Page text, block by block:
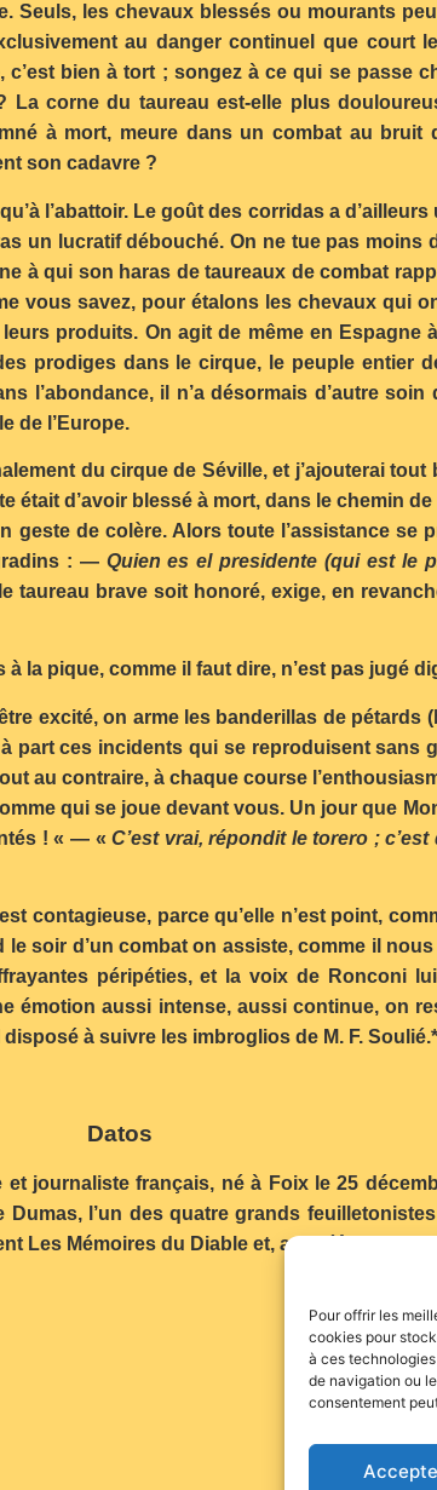
Pour offrir les
cookies pour
à ces
de navigation ou
consentement
Seuls, les chevaux blessés ou mourants
au danger continuel que court
bien à tort ; songez à ce qui se passe
corne du taureau est-elle plus
à mort, meure dans un combat au
son cadavre ?
l’abattoir. Le goût des corridas a
un lucratif débouché. On ne tue pas moins
à qui son haras de taureaux de combat
vous savez, pour étalons les chevaux qui
produits. On agit de même en Espagne
prodiges dans le cirque, le peuple entier
l’abondance, il n’a désormais d’autre soin
de l’Europe.
du cirque de Séville, et j’ajouterai
était d’avoir blessé à mort, dans le chemin
de colère. Alors toute l’assistance se
: — Quien es el presidente (qui est le
taureau brave soit honoré, exige, en
la pique, comme il faut dire, n’est pas jugé
excité, on arme les banderillas de
part ces incidents qui se reproduisent sans
au contraire, à chaque course
qui se joue devant vous. Un jour que
! « — «C’est vrai, répondit le torero ;
contagieuse, parce qu’elle n’est point,
soir d’un combat on assiste, comme il
péripéties, et la voix de Ronconi
émotion aussi intense, aussi continue, on
à suivre les imbroglios de M. F.
Datos
journaliste français, né à Foix le 25
l’un des quatre grands
Les Mémoires du Diable et, au théâtre, La